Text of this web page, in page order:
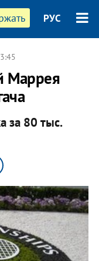
РУС
Маррея
за 80 тыс.